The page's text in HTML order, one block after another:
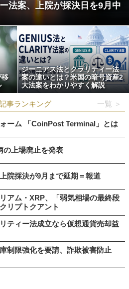
法案、上院が採決日を9月中
移
ジーニアス法とクラリティー法
案の違いとは？米国の暗号資産2
大法案をわかりやすく解説
事ランキング 一覧 ＞
ーム 「CoinPost Terminal」とは
の上場廃止を発表
院採決が9月まで延期＝報道
アム・XRP、「弱気相場の最終段
リプトクアント
ティー法成立なら仮想通貨売却益
制限強化を要請、詐欺被害防止